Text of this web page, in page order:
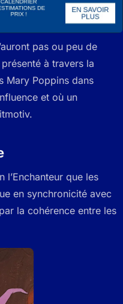
pas ou peu de
à travers la
Mary Poppins dans
et où un
l’Enchanteur que les
en synchronicité avec
la cohérence entre les